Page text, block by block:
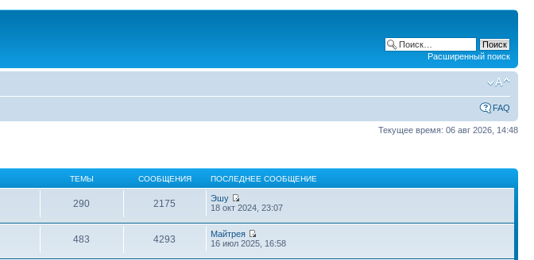
Расширенный поиск
FAQ
Текущее время: 06 авг 2026, 14:48
ТЕМЫ СООБЩЕНИЯ ПОСЛЕДНЕЕ СООБЩЕНИЕ
290 2175
Эшу
18 окт 2024, 23:07
483 4293
Майтрея
16 июл 2025, 16:58